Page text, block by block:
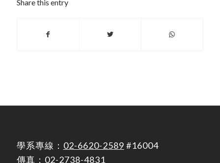
Share this entry
學系專線： 02-6620-2589 #16004
傳真：02-2738-4831